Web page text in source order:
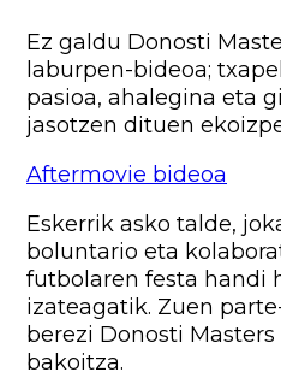
Ez galdu Donosti
laburpen-bideoa;
pasioa, ahalegina eta
jasotzen dituen
Aftermovie bideoa
Eskerrik asko talde,
boluntario eta
futbolaren festa handi
izateagatik. Zuen
berezi Donosti
bakoitza.